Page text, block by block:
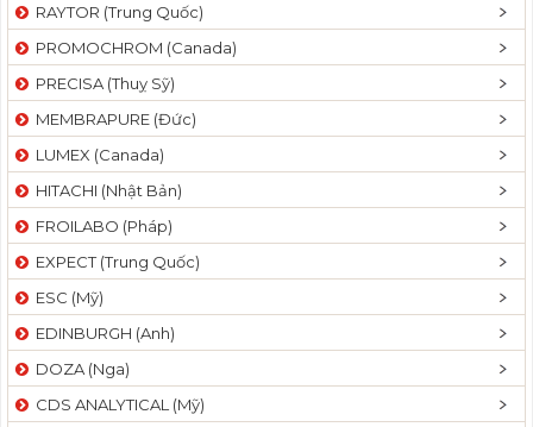
RAYTOR (Trung Quốc)
PROMOCHROM (Canada)
PRECISA (Thuỵ Sỹ)
MEMBRAPURE (Đức)
LUMEX (Canada)
HITACHI (Nhật Bản)
FROILABO (Pháp)
EXPECT (Trung Quốc)
ESC (Mỹ)
EDINBURGH (Anh)
DOZA (Nga)
CDS ANALYTICAL (Mỹ)